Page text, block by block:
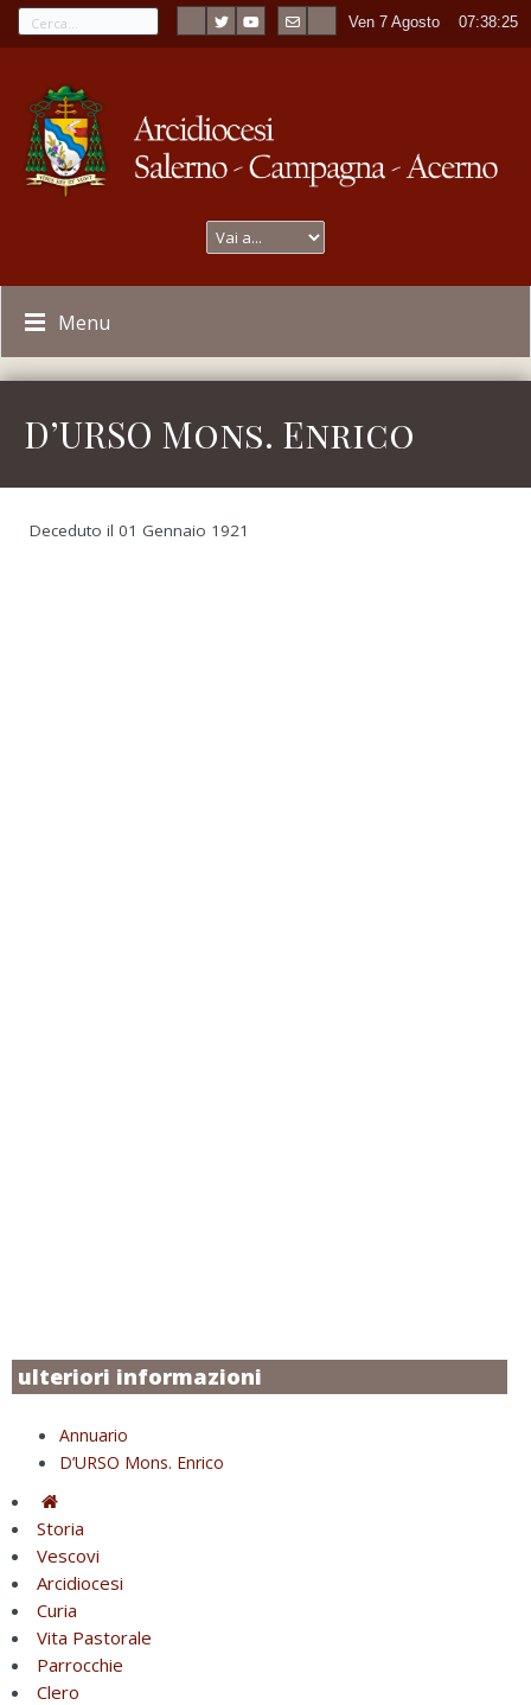
Ven 7 Agosto ----07:38:25
Menu
D’URSO Mons. Enrico
Deceduto il 01 Gennaio 1921
ulteriori informazioni
Annuario
D’URSO Mons. Enrico
Storia
Vescovi
Arcidiocesi
Curia
Vita Pastorale
Parrocchie
Clero